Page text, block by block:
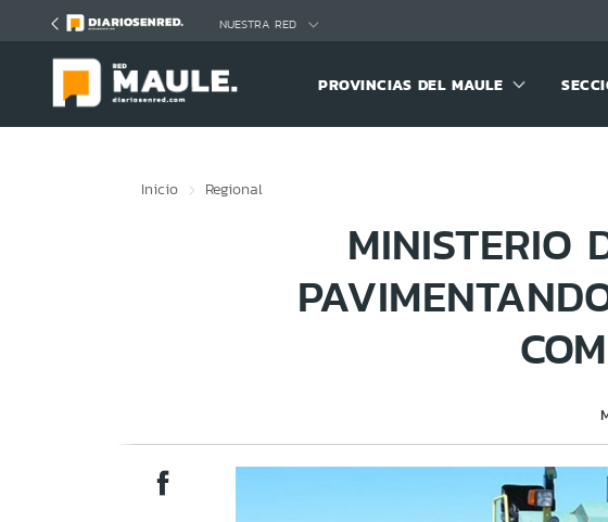
NUESTRA RED
PROVINCIAS DEL MAULE
Inicio Regional
MINISTERIO